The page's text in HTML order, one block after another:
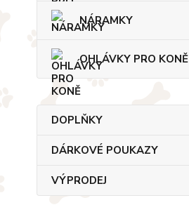
NÁRAMKY
OHLÁVKY PRO KONĚ
DOPLŇKY
DÁRKOVÉ POUKAZY
VÝPRODEJ